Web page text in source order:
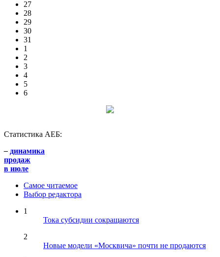
27
28
29
30
31
1
2
3
4
5
6
Статистика АЕБ:
– динамика
продаж
в июле
Самое читаемое
Выбор редактора
1
Тока субсидии сокращаются
2
Новые модели «Москвича» почти не продаются